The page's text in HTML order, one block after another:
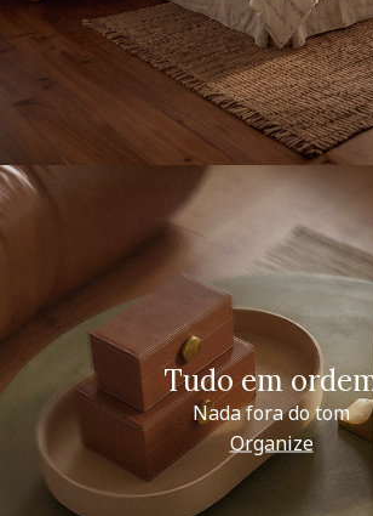
Tudo em
Nada fora do tom
Organize